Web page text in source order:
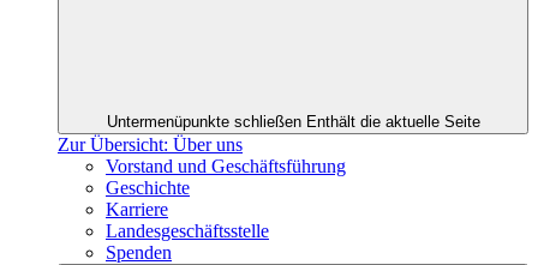
Untermenüpunkte schließen Enthält die aktuelle Seite
Zur Übersicht: Über uns
Vorstand und Geschäftsführung
Geschichte
Karriere
Landesgeschäftsstelle
Spenden